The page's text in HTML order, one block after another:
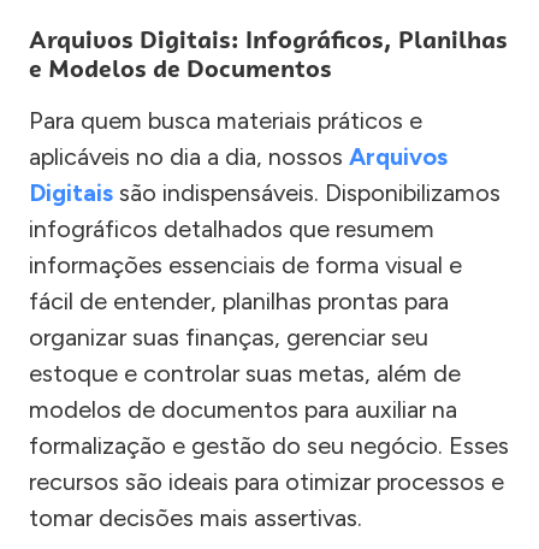
Arquivos Digitais: Infográficos, Planilhas
e Modelos de Documentos
Para quem busca materiais práticos e
aplicáveis no dia a dia, nossos Arquivos
Digitais são indispensáveis. Disponibilizamos
infográficos detalhados que resumem
informações essenciais de forma visual e
fácil de entender, planilhas prontas para
organizar suas finanças, gerenciar seu
estoque e controlar suas metas, além de
modelos de documentos para auxiliar na
formalização e gestão do seu negócio. Esses
recursos são ideais para otimizar processos e
tomar decisões mais assertivas.